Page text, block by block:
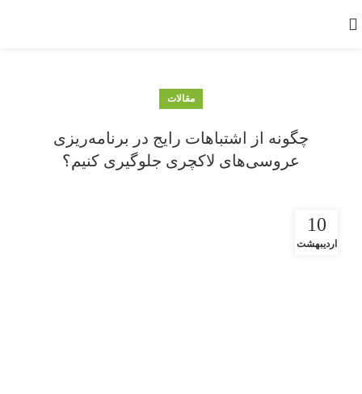
مقالات
چگونه از اشتباهات رایج در برنامه‌ریزی
عروسی‌های لاکچری جلوگیری کنیم؟
10
اردیبهشت